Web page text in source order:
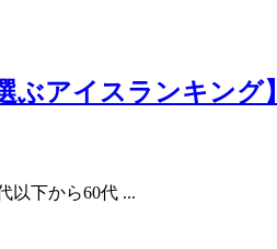
ぶアイスランキング】
以下から60代 ...